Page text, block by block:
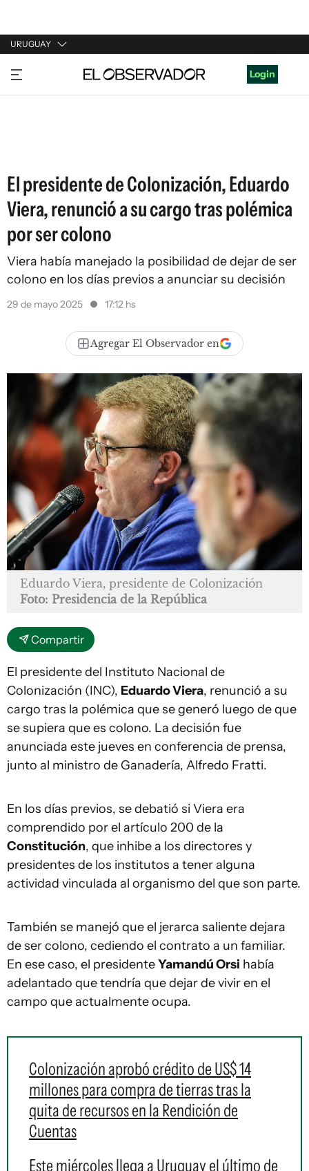
URUGUAY
URUGUAY
ARGENTINA
Login
El presidente de Colonización, Eduardo
Viera, renunció a su cargo tras polémica
por ser colono
Viera había manejado la posibilidad de dejar de ser
colono en los días previos a anunciar su decisión
29 de mayo 2025 17:12 hs
Agregar El Observador en
Eduardo Viera, presidente de Colonización
Foto: Presidencia de la República
Compartir
El presidente del Instituto Nacional de
Colonización (INC), Eduardo Viera, renunció a su
cargo tras la polémica que se generó luego de que
se supiera que es colono. La decisión fue
anunciada este jueves en conferencia de prensa,
junto al ministro de Ganadería, Alfredo Fratti.
En los días previos, se debatió si Viera era
comprendido por el artículo 200 de la
Constitución, que inhibe a los directores y
presidentes de los institutos a tener alguna
actividad vinculada al organismo del que son parte.
También se manejó que el jerarca saliente dejara
de ser colono, cediendo el contrato a un familiar.
En ese caso, el presidenteYamandú Orsi había
adelantado que tendría que dejar de vivir en el
campo que actualmente ocupa.
Colonización aprobó crédito de US$ 14
millones para compra de tierras tras la
quita de recursos en la Rendición de
Cuentas
Este miércoles llega a Uruguay el último de